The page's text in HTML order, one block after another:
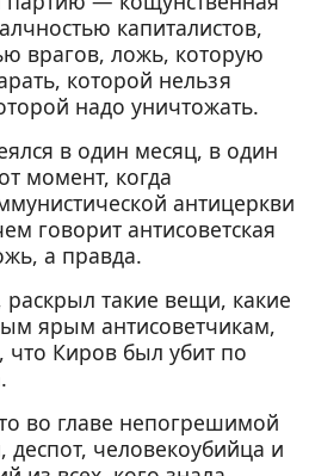
капиталистов,
врагов, ложь, которую
которой нельзя
надо уничтожать.
в один месяц, в один
момент, когда
антицеркви
говорит антисоветская
а правда.
такие вещи, какие
ярым антисоветчикам,
Киров был убит по
во главе непогрешимой
деспот, человекоубийца и